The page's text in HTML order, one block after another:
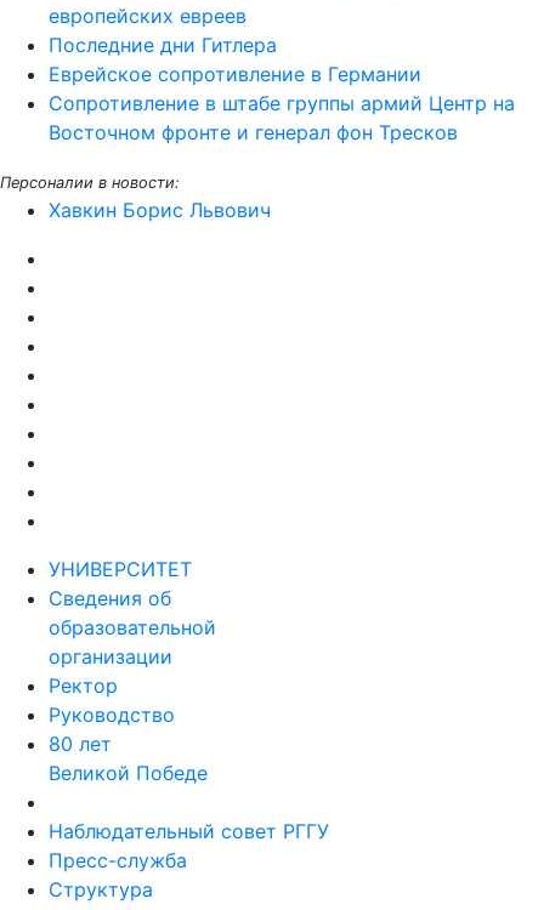
европейских евреев
Последние дни Гитлера
Еврейское сопротивление в Германии
Сопротивление в штабе группы армий Центр на
Восточном фронте и генерал фон Тресков
Персоналии в новости:
Хавкин Борис Львович
УНИВЕРСИТЕТ
Сведения об
образовательной
организации
Ректор
Руководство
80 лет
Великой Победе
Наблюдательный совет РГГУ
Пресс-служба
Структура